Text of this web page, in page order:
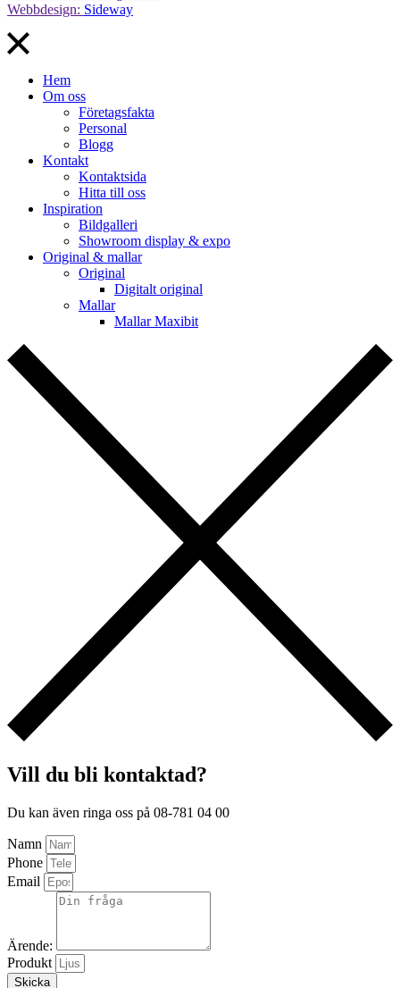
Webbdesign: Sideway
Hem
Om oss
Företagsfakta
Personal
Blogg
Kontakt
Kontaktsida
Hitta till oss
Inspiration
Bildgalleri
Showroom display & expo
Original & mallar
Original
Digitalt original
Mallar
Mallar Maxibit
Vill du bli kontaktad?
Du kan även ringa oss på 08-781 04 00
Namn
Phone
Email
Ärende:
Produkt
Skicka